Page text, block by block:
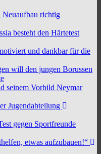
Neuaufbau richtig
besteht den Härtetest
und dankbar für die
will den jungen Borussen
seinem Vorbild Neymar
Jugendabteilung
gegen Sportfreunde
etwas aufzubauen!“